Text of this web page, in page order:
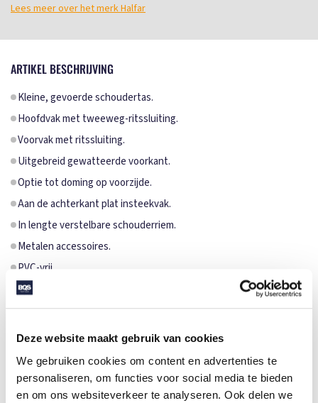
Deze website maakt gebruik van cookies
We gebruiken cookies om content en advertenties te
personaliseren, om functies voor social media te bieden
en om ons websiteverkeer te analyseren. Ook delen we
Lees meer over het merk Halfar
ARTIKEL BESCHRIJVING
Kleine, gevoerde schoudertas.
Hoofdvak met tweeweg-ritssluiting.
Voorvak met ritssluiting.
Uitgebreid gewatteerde voorkant.
Optie tot doming op voorzijde.
Aan de achterkant plat insteekvak.
In lengte verstelbare schouderriem.
Metalen accessoires.
PVC-vrij.
SPECIFICATIES
Artikelcode
1816057